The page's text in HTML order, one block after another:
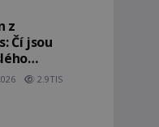
z
Čí jsou
2.9TIS